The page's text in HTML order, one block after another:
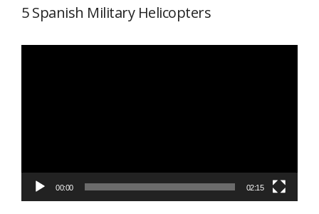
5 Spanish Military Helicopters
00:00 02:15